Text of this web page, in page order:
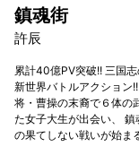
鎮魂街
許辰
累計40億PV突破!! 三国
新世界バトルアクション
将・曹操の末裔で６体の
た女子大生が出会い、
の果てしない戦いが始ま